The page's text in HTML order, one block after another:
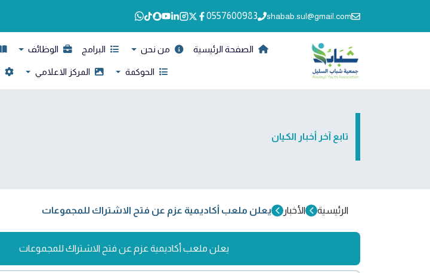
shabab.sul@gmail.com
0557600983
الصفحة الرئيسية من نحن البرامج الوظائف
الحوكمة المركز الاعلامي
تابع آخر أخبار الكيان
الرئيسية الأخبار يعلن ملعب أكاديمية عزم عن فتح الاشتراك للمجموعات
يعلن ملعب أكاديمية عزم عن فتح الاشتراك للمجموعات